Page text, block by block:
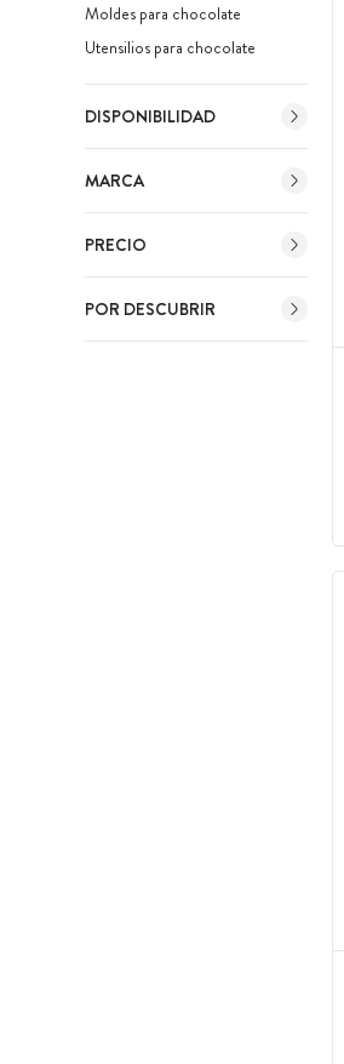
Moldes para chocolate
Utensilios para chocolate
DISPONIBILIDAD
MARCA
PRECIO
POR DESCUBRIR